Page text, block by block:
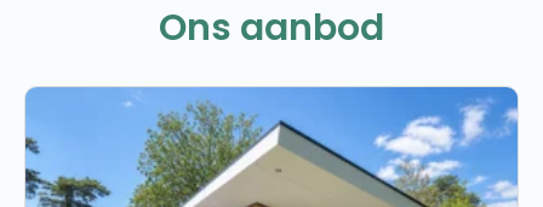
Ons aanbod